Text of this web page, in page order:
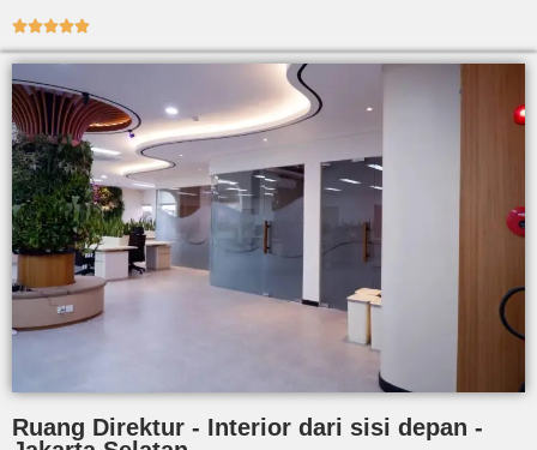

Ruang Direktur - Interior dari sisi depan -